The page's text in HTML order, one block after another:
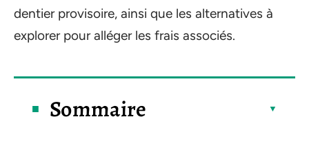
dentier provisoire, ainsi que les alternatives à
explorer pour alléger les frais associés.
Sommaire